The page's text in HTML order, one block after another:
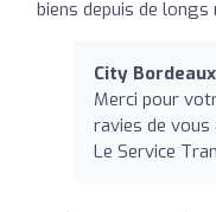
biens depuis de
City
Merci pour
ravies de
Le Service